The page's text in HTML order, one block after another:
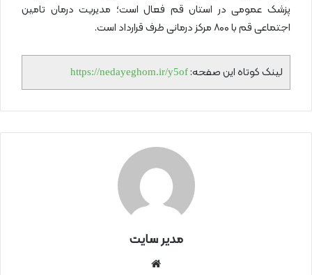
پزشک عمومی در استان قم فعال است؛ مدیریت درمان تامین
اجتماعی قم با ۸۰۰ مرکز درمانی طرف قرارداد است.
لینک کوتاه این صفحه: https://nedayeghom.ir/y5of
مدیر سایت